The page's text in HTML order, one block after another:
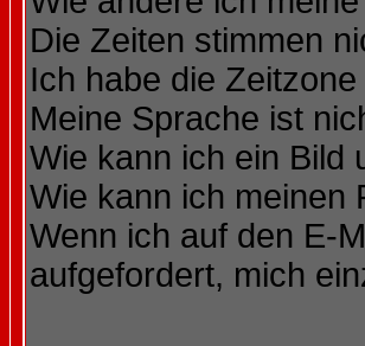
Die Zeiten stimmen
Ich habe die
Meine Sprache ist
Wie kann ich ein Bild
Wie kann ich meinen
Wenn ich auf den E-
aufgefordert, mich